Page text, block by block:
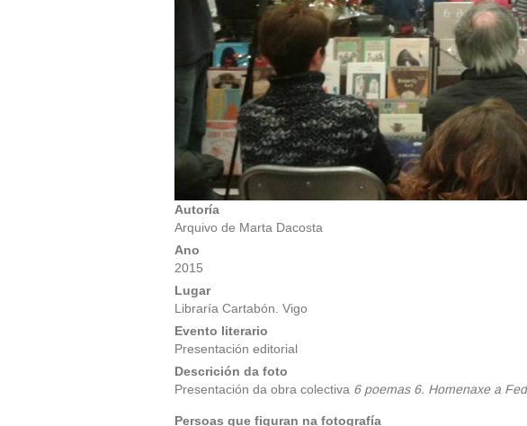
Autoría
Arquivo de Marta Dacosta
Ano
2015
Lugar
Libraría Cartabón. Vigo
Evento literario
Presentación editorial
Descrición da foto
Presentación da obra colectiva 6 poemas 6. Homenaxe a
Persoas que figuran na fotografía